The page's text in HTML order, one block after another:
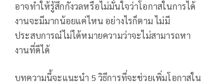
อาจทำให้รู้สึกกังวลหรือไม่มั่นใจว่าโอกาสในการได้
งานจะมีมากน้อยแค่ไหน อย่างไรก็ตาม ไม่มี
ประสบการณ์ไม่ได้หมายความว่าจะไม่สามารถหา
งานที่ดีได้
บทความนี้จะแนะนำ 5 วิธีการที่จะช่วยเพิ่มโอกาสใน